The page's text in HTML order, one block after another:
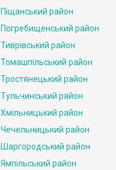
Піщанський район
Погребищенський район
Тиврівський район
Томашпільський район
Тростянецький район
Тульчинський район
Хмільницький район
Чечельницький район
Шаргородський район
Ямпільський район